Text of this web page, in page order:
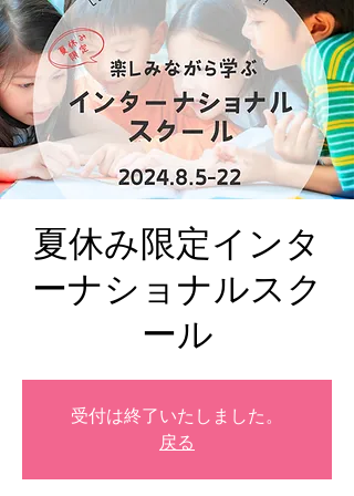
夏休み限定インタ
ーナショナルスク
ール
受付は終了いたしました。
戻る